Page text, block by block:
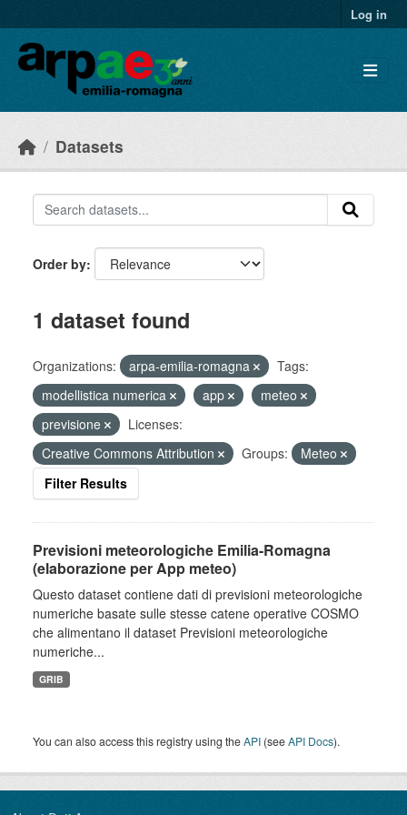
Log in
Datasets
Order by
1 dataset found
Organizations: arpa-emilia-romagna
Tags:
modellistica numerica
app
meteo
previsione
Licenses:
Creative Commons Attribution
Groups:
Meteo
Filter Results
Previsioni meteorologiche Emilia-Romagna
(elaborazione per App meteo)
Questo dataset contiene dati di previsioni meteorologiche
numeriche basate sulle stesse catene operative COSMO
che alimentano il dataset Previsioni meteorologiche
numeriche...
GRIB
You can also access this registry using theAPI (seeAPI Docs).